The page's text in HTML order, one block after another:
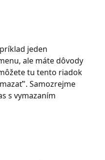
jeden
ale máte dôvody
tu tento riadok
Samozrejme
s vymazaním